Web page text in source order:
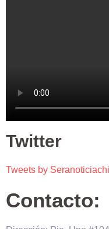
Twitter
Tweets by
Contacto: